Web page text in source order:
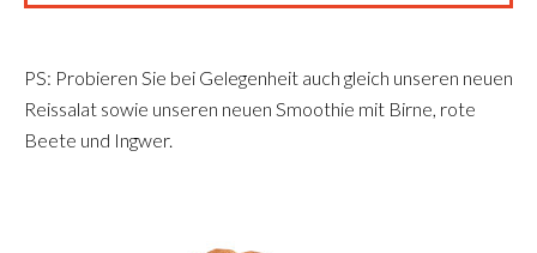
PS: Probieren Sie bei Gelegenheit auch gleich unseren neuen
Reissalat sowie unseren neuen Smoothie mit Birne, rote
Beete und Ingwer.